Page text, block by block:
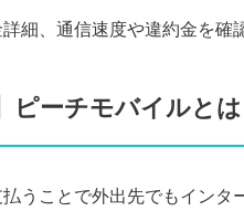
細、通信速度や違約金を確
ピーチモバイルとは
うことで外出先でもインタ